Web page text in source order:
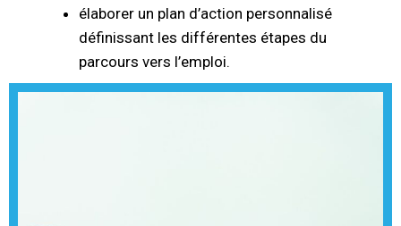
élaborer un plan d’action personnalisé
définissant les différentes étapes du
parcours vers l’emploi.